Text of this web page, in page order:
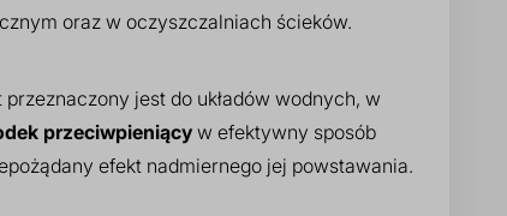
oraz w oczyszczalniach ścieków.
jest do układów wodnych, w
przeciwpieniący w efektywny sposób
efekt nadmiernego jej powstawania.